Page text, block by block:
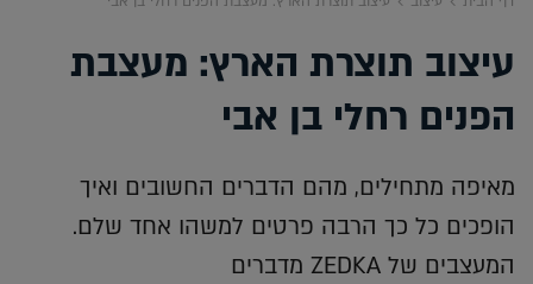
עיצוב תוצרת הארץ: מעצבת
הפנים רחלי בן אבי
מאיפה מתחילים, מהם הדברים החשובים ואיך
הופכים כל כך הרבה פרטים למשהו אחד שלם.
המעצבים של ZEDKA מדברים